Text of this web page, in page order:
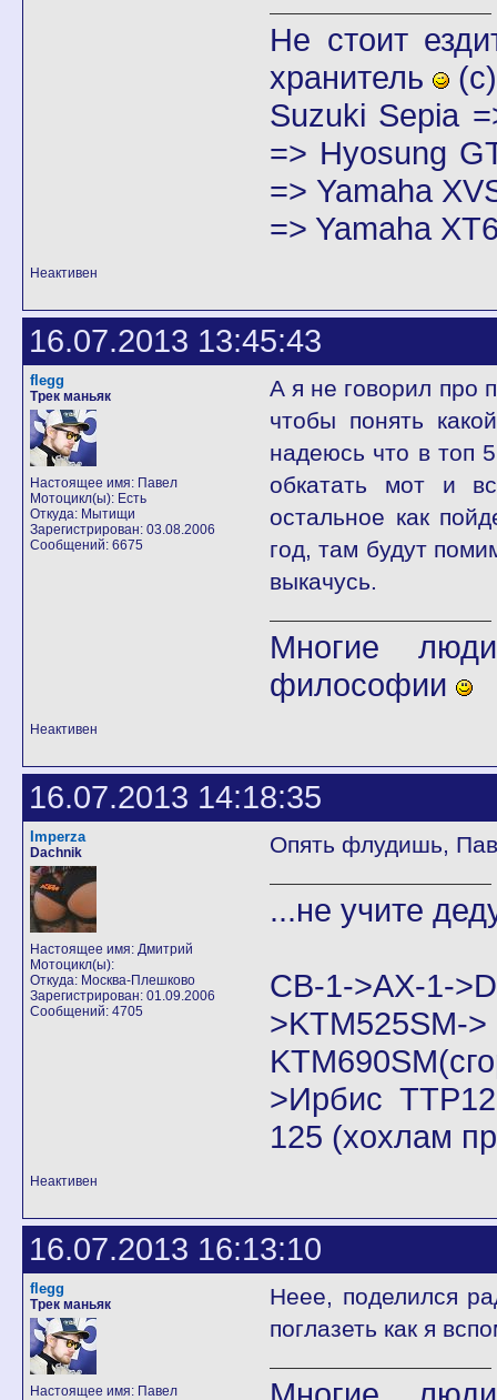
Не стоит
хранитель
(с)
Suzuki Sepia
=> Hyosung
=> Yamaha
=> Yamaha
Неактивен
16.07.2013 13:45:43
flegg
Трек маньяк
Настоящее имя: Павел
Мотоцикл(ы): Есть
Откуда: Мытищи
Зарегистрирован: 03.08.2006
Сообщений: 6675
А я не говорил про
чтобы понять
надеюсь что в топ
обкатать мот и
остальное как
год, там будут
выкачусь.
Многие
философии
Неактивен
16.07.2013 14:18:35
Imperza
Dachnik
Настоящее имя: Дмитрий
Мотоцикл(ы):
Откуда: Москва-Плешково
Зарегистрирован: 01.09.2006
Сообщений: 4705
Опять флудишь,
...не учите
CB-1->AX-
>KTM525SM->
>Ирбис
125 (хохлам
Неактивен
16.07.2013 16:13:10
flegg
Трек маньяк
Настоящее имя: Павел
Неее, поделился
поглазеть как я